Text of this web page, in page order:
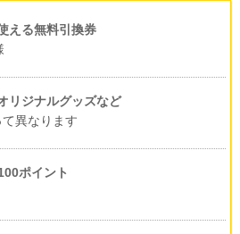
える無料引換券
リジナルグッズなど
異なります
ポイント